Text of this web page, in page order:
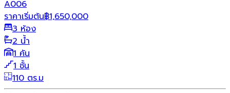
A006
ราคาเริ่มต้น฿1,650,000
3 ห้อง
2 น้ำ
1 คัน
1 ชั้น
110 ตร.ม